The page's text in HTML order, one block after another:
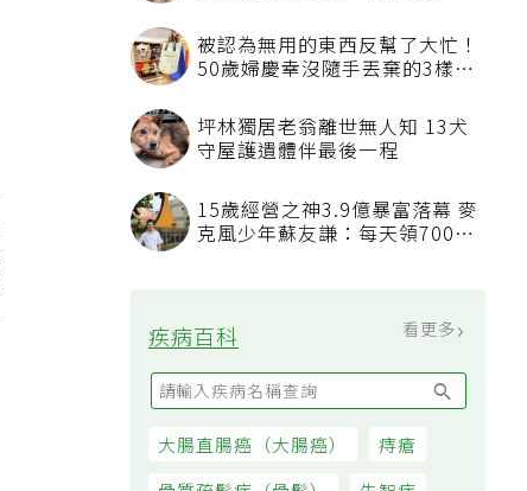
被認為無用的東西反幫了大忙！
50歲婦慶幸沒隨手丟棄的3樣物
坪林獨居老翁離世無人知 13犬
守屋護遺體伴最後一程
15歲經營之神3.9億暴富落幕 麥
克風少年蘇友謙：每天領700元
疾病百科 看更多
大腸直腸癌（大腸癌）
痔瘡